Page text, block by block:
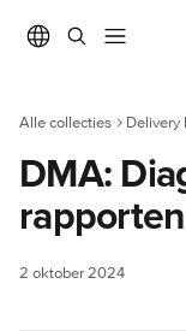
Alle collecties Delivery
DMA:
2 oktober 2024